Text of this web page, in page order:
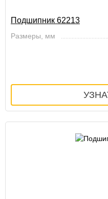
Подшипник 62213
Размеры, мм